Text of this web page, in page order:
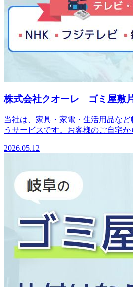
株式会社クオーレ ゴミ屋敷
当社は、家具・家電・生活用品な
うサービスです。お客様のご自宅か
2026.05.12